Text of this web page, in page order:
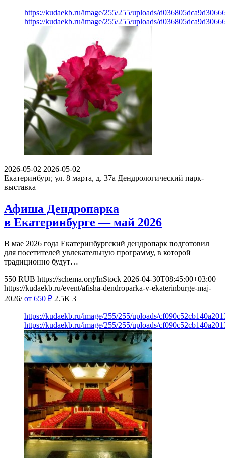
https://kudaekb.ru/image/255/255/uploads/
https://kudaekb.ru/image/255/255/uploads/
2026-05-02 2026-05-02
Екатеринбург, ул. 8 марта, д. 37а Дендрологический парк-
выставка
Афиша Дендропарка
в Екатеринбурге — май 2026
В мае 2026 года Екатеринбургский дендропарк подготовил
для посетителей увлекательную программу, в которой
традиционно будут…
550 RUB https://schema.org/InStock 2026-04-30T08:45:00+03:00
https://kudaekb.ru/event/afisha-dendroparka-v-ekaterinburge-maj-
2026/ от 650 ₽ 2.5K 3
https://kudaekb.ru/image/255/255/uploads/
https://kudaekb.ru/image/255/255/uploads/